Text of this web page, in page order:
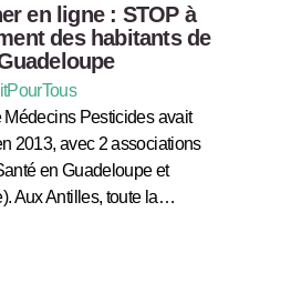
en ligne : STOP à
des habitants de
Médecins Pesticides avait
2013, avec 2 associations
en Guadeloupe et
Aux Antilles, toute la…